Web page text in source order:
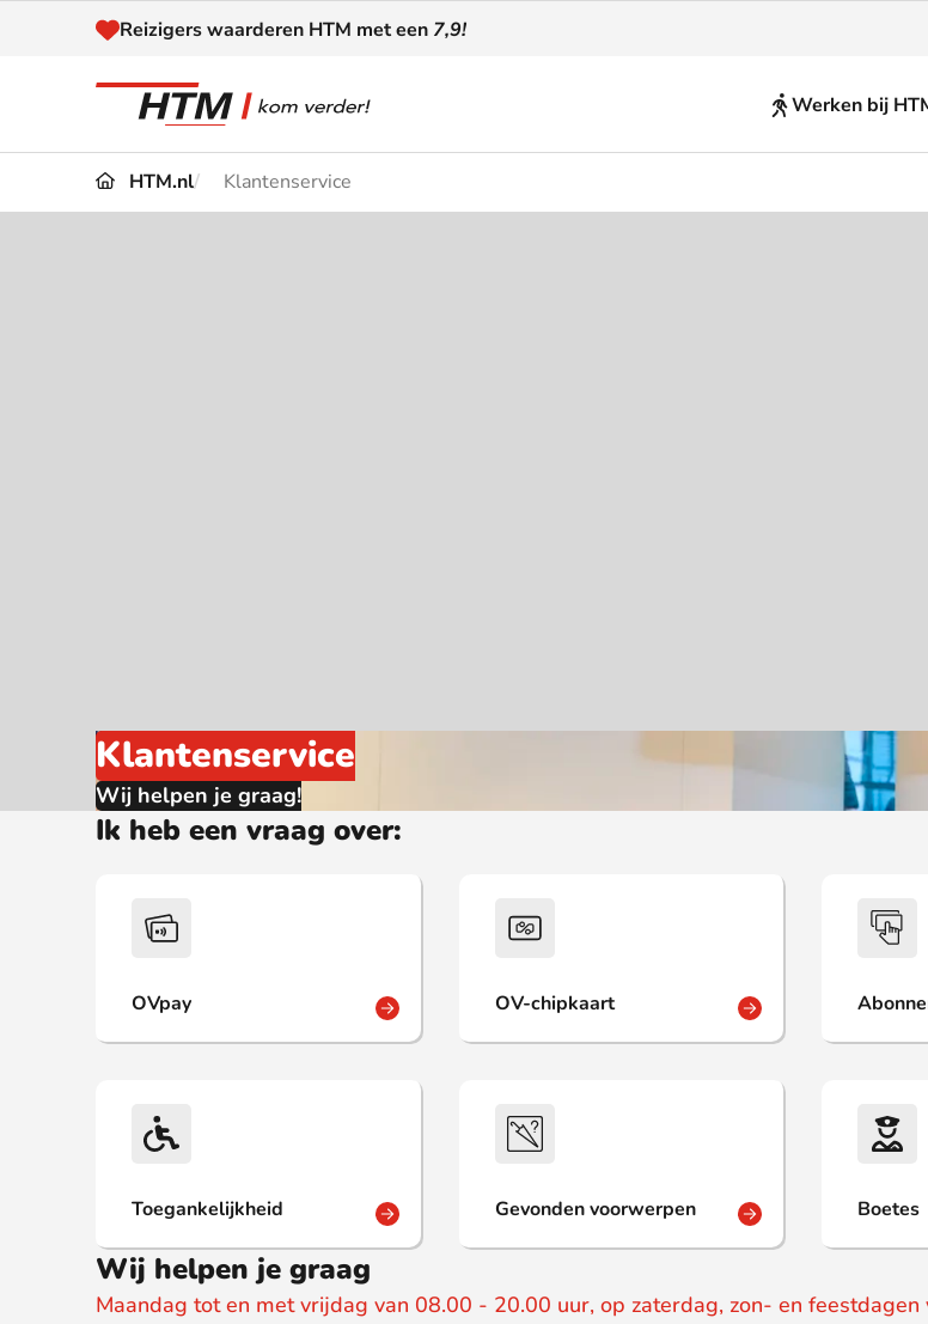
Naar inhoud
Reizigers waarderen HTM met een 7,9!
Werken bij
HTM.nl Klantenservice
Klantenservice
Wij helpen je graag!
Ik heb een vraag over:
OVpay OV-chipkaart
Toegankelijkheid Gevonden voorwerpen Boetes
Wij helpen je graag
Maandag tot en met vrijdag van 08.00 - 20.00 uur, op zaterdag, zon- en